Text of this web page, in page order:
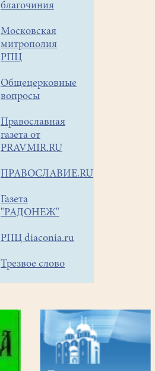
благочиния
Московская
митрополия
РПЦ
Общецерковные
вопросы
Православная
газета от
PRAVMIR.RU
ПРАВОСЛАВИЕ.RU
Газета
"РАДОНЕЖ"
РПЦ diaconia.ru
Трезвое слово